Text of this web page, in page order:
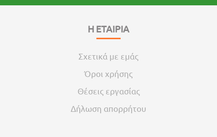
Η ΕΤΑΙΡΙΑ
Σχετικά με εμάς
Όροι χρήσης
Θέσεις εργασίας
Δήλωση απορρήτου